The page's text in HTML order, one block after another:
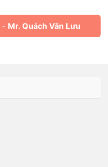
- Mr. Quách Văn Lưu